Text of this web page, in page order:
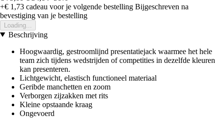
+€ 1,73 cadeau voor je volgende bestelling Bijgeschreven na
bevestiging van je bestelling
Loading...
Beschrijving
Hoogwaardig, gestroomlijnd presentatiejack waarmee het hele
team zich tijdens wedstrijden of competities in dezelfde kleuren
kan presenteren.
Lichtgewicht, elastisch functioneel materiaal
Geribde manchetten en zoom
Verborgen zijzakken met rits
Kleine opstaande kraag
Ongevoerd